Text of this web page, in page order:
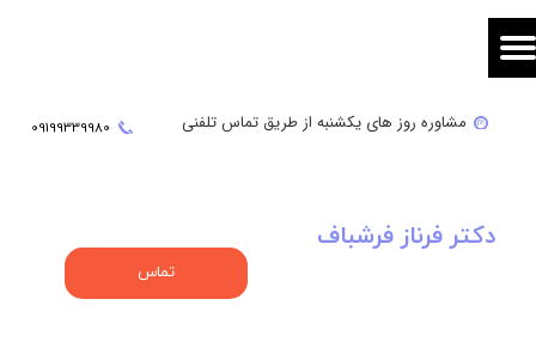
دکتر فرناز فرشباف
تماس
مشاوره روز های یکشنبه از طریق تماس تلفنی 09199339980